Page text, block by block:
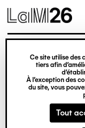
Gestion des
Ce site utilise des
tiers afin
À l’exception des
du site, vous
Tout
contenu